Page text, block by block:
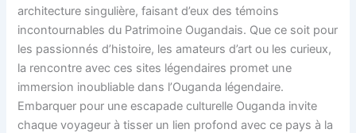
architecture singulière, faisant d’eux des témoins
incontournables du Patrimoine Ougandais. Que ce soit pour
les passionnés d’histoire, les amateurs d’art ou les curieux,
la rencontre avec ces sites légendaires promet une
immersion inoubliable dans l’Ouganda légendaire.
Embarquer pour une escapade culturelle Ouganda invite
chaque voyageur à tisser un lien profond avec ce pays à la